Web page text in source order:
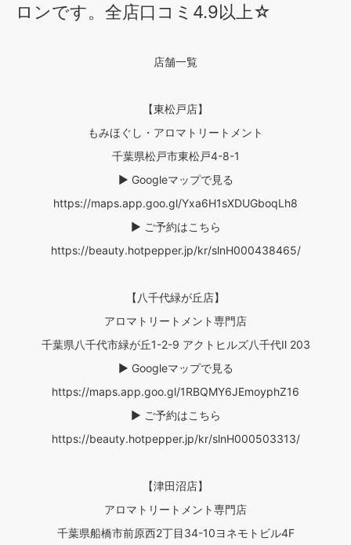
ロンです。全店口コミ4.9以上☆
店舗一覧
【東松戸店】
もみほぐし・アロマトリートメント
千葉県松戸市東松戸4-8-1
▶ Googleマップで見る
https://maps.app.goo.gl/Yxa6H1sXDUGboqLh8
▶ ご予約はこちら
https://beauty.hotpepper.jp/kr/slnH000438465/
【八千代緑が丘店】
アロマトリートメント専門店
千葉県八千代市緑が丘1-2-9 アクトヒルズ八千代Ⅱ 203
▶ Googleマップで見る
https://maps.app.goo.gl/1RBQMY6JEmoyphZ16
▶ ご予約はこちら
https://beauty.hotpepper.jp/kr/slnH000503313/
【津田沼店】
アロマトリートメント専門店
千葉県船橋市前原西2丁目34-10ヨネモトビル4F